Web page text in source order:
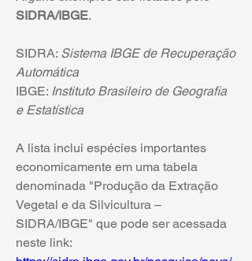
SIDRA/IBGE.
SIDRA: Sistema IBGE de Recuperação
Automática
IBGE: Instituto Brasileiro de Geografia
e Estatística
A lista inclui espécies importantes
economicamente em uma tabela
denominada "Produção da Extração
Vegetal e da Silvicultura –
SIDRA/IBGE" que pode ser acessada